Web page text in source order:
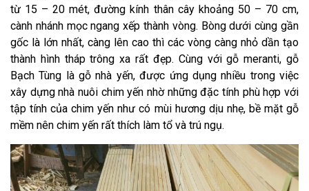
từ 15 – 20 mét, đường kính thân cây khoảng 50 – 70 cm,
cành nhánh mọc ngang xếp thành vòng. Bòng dưới cùng gần
gốc là lớn nhất, càng lên cao thì các vòng càng nhỏ dần tạo
thành hình tháp trông xa rất đẹp. Cùng với gỗ meranti, gỗ
Bạch Tùng là gỗ nhà yến, được ứng dụng nhiều trong việc
xây dựng nhà nuôi chim yến nhờ những đặc tính phù hợp với
tập tính của chim yến như có mùi hương dịu nhẹ, bề mặt gỗ
mềm nên chim yến rất thích làm tổ và trú ngụ.